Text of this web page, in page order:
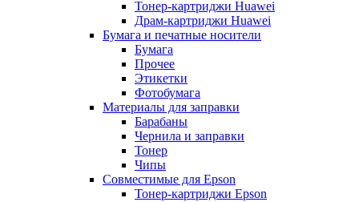
Тонер-картриджи Huawei
Драм-картриджи Huawei
Бумага и печатные носители
Бумага
Прочее
Этикетки
Фотобумага
Материалы для заправки
Барабаны
Чернила и заправки
Тонер
Чипы
Совместимые для Epson
Тонер-картриджи Epson